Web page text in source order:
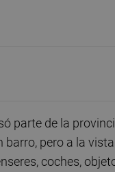
parte de la
pero a la
coches,